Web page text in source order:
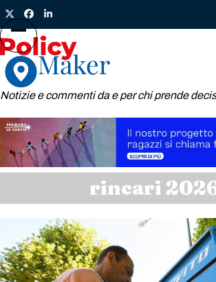
Skip
to
content
TwitterFacebook
LinkedIn
Notizie e commenti da e per chi prende
Open
mobile
menu
Close
mobile
menu
rincari